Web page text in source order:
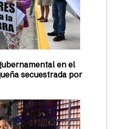
en el
secuestrada por